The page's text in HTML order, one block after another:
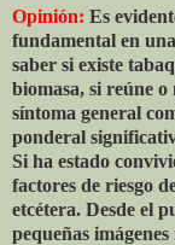
Opinión: Es
fundamental en
saber si existe
biomasa, si reúne
síntoma general
ponderal
Si ha estado
factores de riesgo
etcétera. Desde el
pequeñas